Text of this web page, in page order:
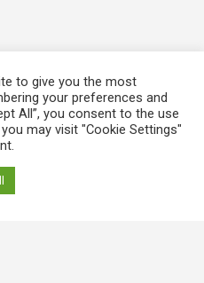
to give you the most
your preferences and
All”, you consent to the use
may visit "Cookie Settings"